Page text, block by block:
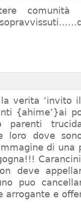
comunità
verita ‘invito
{ahime’}ai
parenti
dove
di una
deve
puo
arrogante e